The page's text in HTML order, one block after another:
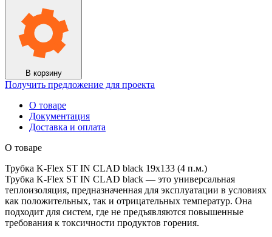
CLAD
п.м.)
В корзину
Получить предложение для проекта
О товаре
Документация
Доставка и оплата
О товаре
Трубка K-Flex ST IN CLAD black 19х133 (4 п.м.)
Трубка K-Flex ST IN CLAD black — это универсальная
теплоизоляция, предназначенная для эксплуатации в условиях
как положительных, так и отрицательных температур. Она
подходит для систем, где не предъявляются повышенные
требования к токсичности продуктов горения.